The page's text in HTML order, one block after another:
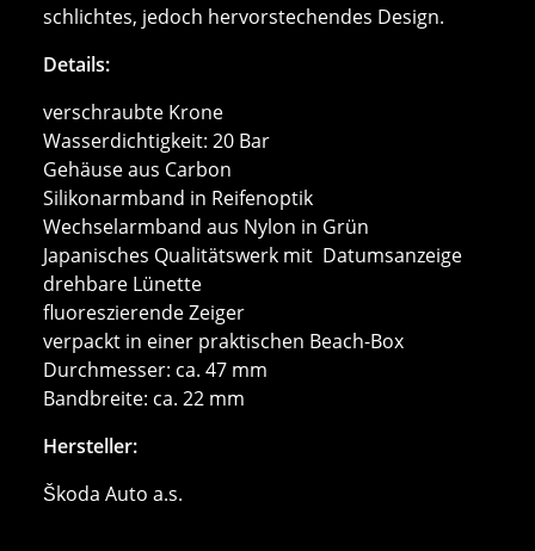
schlichtes, jedoch hervorstechendes Design.
Details:
verschraubte Krone
Wasserdichtigkeit: 20 Bar
Gehäuse aus Carbon
Silikonarmband in Reifenoptik
Wechselarmband aus Nylon in Grün
Japanisches Qualitätswerk mit Datumsanzeige
drehbare Lünette
fluoreszierende Zeiger
verpackt in einer praktischen Beach-Box
Durchmesser: ca. 47 mm
Bandbreite: ca. 22 mm
Hersteller:
Škoda Auto a.s.